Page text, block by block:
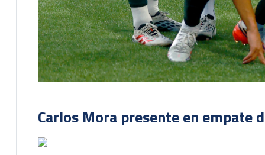
Carlos Mora presente en empate